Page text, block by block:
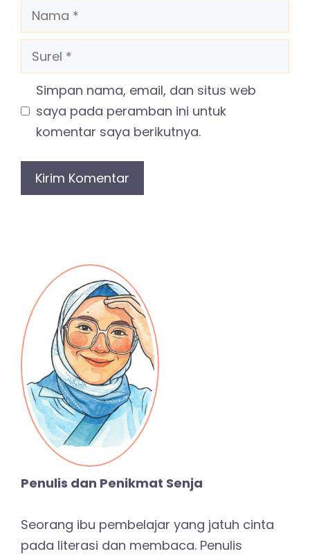
Nama
Surel
Simpan nama, email, dan situs web
saya pada peramban ini untuk
komentar saya berikutnya.
Penulis dan Penikmat Senja
Seorang ibu pembelajar yang jatuh cinta
pada literasi dan membaca. Penulis